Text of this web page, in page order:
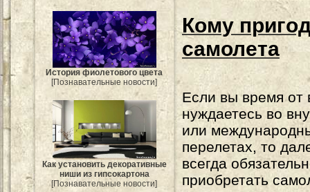
История фиолетового цвета
[Познавательные новости]
Как установить декоративные
ниши из гипсокартона
[Познавательные новости]
Кому
самолета
Если вы время от
нуждаетесь во
или
перелетах, то
всегда
приобретать